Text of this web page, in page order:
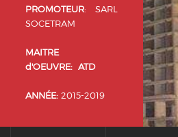
PROMOTEUR: SARL
SOCETRAM
MAITRE
d'OEUVRE:ATD
ANNÉE:2015-2019